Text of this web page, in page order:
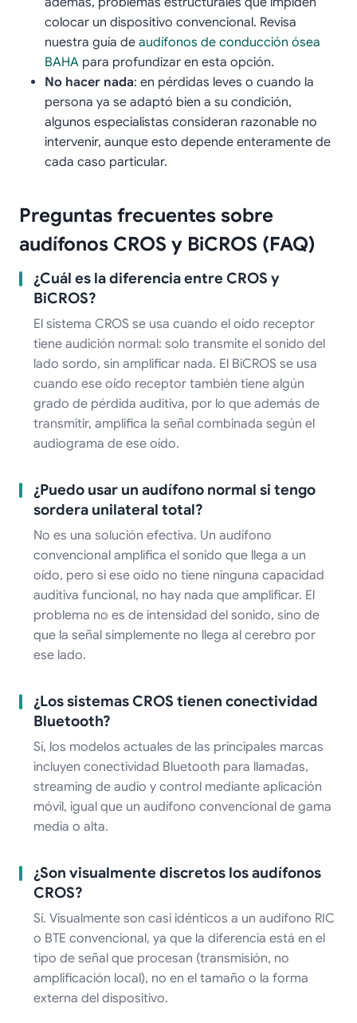
colocar un dispositivo convencional. Revisa
nuestra guía de audífonos de conducción ósea
BAHA para profundizar en esta opción.
No hacer nada: en pérdidas leves o cuando la
persona ya se adaptó bien a su condición,
algunos especialistas consideran razonable no
intervenir, aunque esto depende enteramente de
cada caso particular.
Preguntas frecuentes sobre
audífonos CROS y BiCROS (FAQ)
¿Cuál es la diferencia entre CROS y
BiCROS?
El sistema CROS se usa cuando el oído receptor
tiene audición normal: solo transmite el sonido del
lado sordo, sin amplificar nada. El BiCROS se usa
cuando ese oído receptor también tiene algún
grado de pérdida auditiva, por lo que además de
transmitir, amplifica la señal combinada según el
audiograma de ese oído.
¿Puedo usar un audífono normal si tengo
sordera unilateral total?
No es una solución efectiva. Un audífono
convencional amplifica el sonido que llega a un
oído, pero si ese oído no tiene ninguna capacidad
auditiva funcional, no hay nada que amplificar. El
problema no es de intensidad del sonido, sino de
que la señal simplemente no llega al cerebro por
ese lado.
¿Los sistemas CROS tienen conectividad
Bluetooth?
Sí, los modelos actuales de las principales marcas
incluyen conectividad Bluetooth para llamadas,
streaming de audio y control mediante aplicación
móvil, igual que un audífono convencional de gama
media o alta.
¿Son visualmente discretos los audífonos
CROS?
Sí. Visualmente son casi idénticos a un audífono RIC
o BTE convencional, ya que la diferencia está en el
tipo de señal que procesan (transmisión, no
amplificación local), no en el tamaño o la forma
externa del dispositivo.